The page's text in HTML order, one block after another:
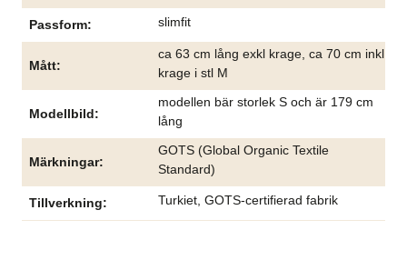
Passform slimfit
Mått
ca 63 cm lång exkl krage, ca 70 cm inkl
krage i stl M
Modellbild
modellen bär storlek S och är 179 cm
lång
Märkningar
GOTS (Global Organic Textile
Standard)
Tillverkning Turkiet, GOTS-certifierad fabrik